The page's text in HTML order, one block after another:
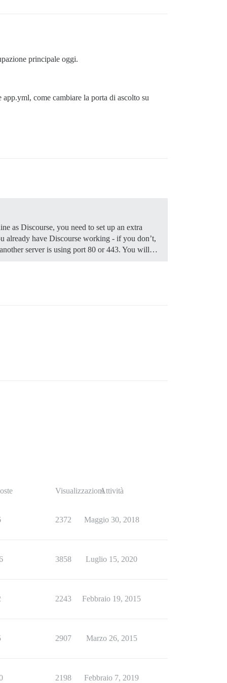
principale oggi.
come cambiare la porta di ascolto su
as Discourse, you need to set up an extra
already have Discourse working - if you don’t,
server is using port 80 or 443. You will…
VisualizzazioniAttività
2372 Maggio 30, 2018
3858 Luglio 15, 2020
2243 Febbraio 19, 2015
2907 Marzo 26, 2015
2198 Febbraio 7, 2019